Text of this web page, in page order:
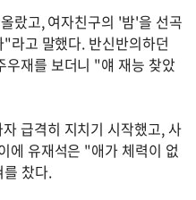
랐고, 여자친구의 '밤'을 선곡
라고 말했다. 반신반의하던
우재를 보더니 "얘 재능 찾았
급격히 지치기 시작했고, 사
에 유재석은 "애가 체력이 없
찼다.